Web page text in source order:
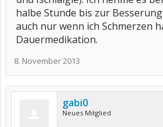
halbe Stunde bis zur
auch nur wenn ich Schmerzen
Dauermedikation.
8. November 2013
gabi0
Neues Mitglied